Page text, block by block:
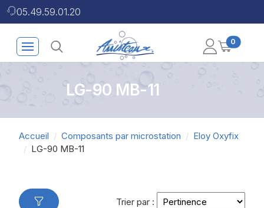
05.49.59.01.20
0
LG-90 MB-11
Accueil Composants par microstation
Eloy Oxyfix
LG-90 MB-11
Trier par :